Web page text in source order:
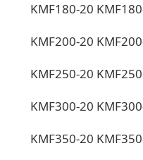
KMF180-20
KMF200-20
KMF250-20
KMF300-20
KMF350-20